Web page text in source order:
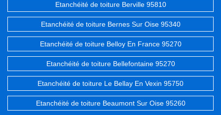
Etanchéité de toiture Berville 95810
Etanchéité de toiture Bernes Sur Oise 95340
Etanchéité de toiture Belloy En France 95270
Etanchéité de toiture Bellefontaine 95270
Etanchéité de toiture Le Bellay En Vexin 95750
Etanchéité de toiture Beaumont Sur Oise 95260